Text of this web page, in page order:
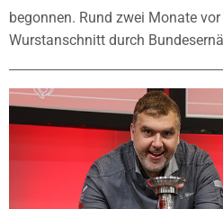
begonnen. Rund zwei Monate
Wurstanschnitt durch